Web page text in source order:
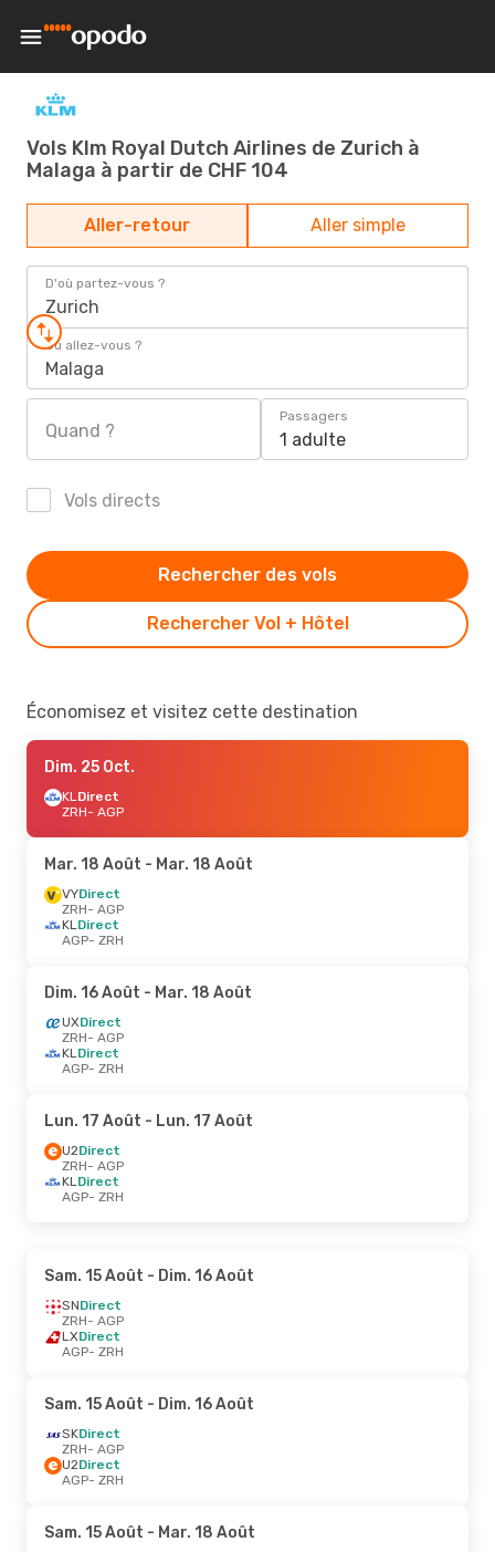
Vols Klm Royal Dutch Airlines de Zurich à
Malaga à partir de CHF 104
Aller-retour Aller simple
D'où partez-vous ?
Zurich
Où allez-vous ?
Malaga
Quand ?
Passagers
1 adulte
Vols directs
Rechercher Vol + Hôtel
Rechercher des vols
Économisez et visitez cette destination
Dim. 25 Oct.
KLDirect
ZRH- AGP
Mar. 18 Août - Mar. 18 Août
VYDirect
ZRH- AGP
KLDirect
AGP- ZRH
Dim. 16 Août - Mar. 18 Août
UXDirect
ZRH- AGP
KLDirect
AGP- ZRH
Lun. 17 Août - Lun. 17 Août
U2Direct
ZRH- AGP
KLDirect
AGP- ZRH
Sam. 15 Août - Dim. 16 Août
SNDirect
ZRH- AGP
LXDirect
AGP- ZRH
Sam. 15 Août - Dim. 16 Août
SKDirect
ZRH- AGP
U2Direct
AGP- ZRH
Sam. 15 Août - Mar. 18 Août